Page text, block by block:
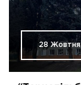
28